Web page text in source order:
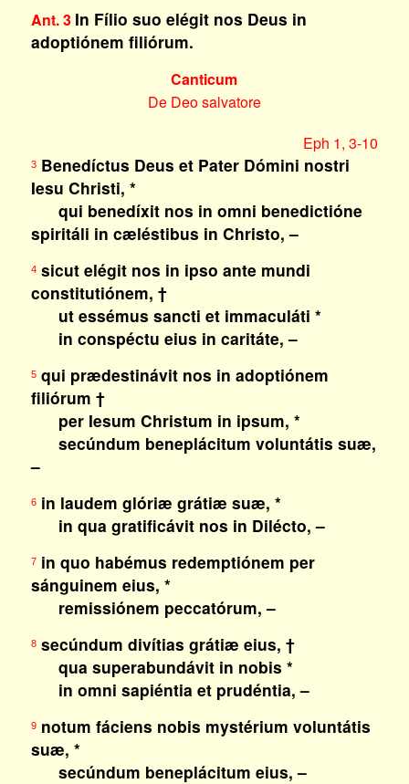
Ant. 3 In Fílio suo elégit nos Deus in
adoptiónem filiórum.
Canticum
De Deo salvatore
Eph 1, 3-10
3Benedíctus Deus et Pater Dómini nostri
Iesu Christi, *
qui benedíxit nos in omni benedictióne
spiritáli in cæléstibus in Christo, –
4sicut elégit nos in ipso ante mundi
constitutiónem, †
ut essémus sancti et immaculáti *
in conspéctu eius in caritáte, –
5qui prædestinávit nos in adoptiónem
filiórum †
per Iesum Christum in ipsum, *
secúndum beneplácitum voluntátis suæ,
–
6in laudem glóriæ grátiæ suæ, *
in qua gratificávit nos in Dilécto, –
7in quo habémus redemptiónem per
sánguinem eius, *
remissiónem peccatórum, –
8secúndum divítias grátiæ eius, †
qua superabundávit in nobis *
in omni sapiéntia et prudéntia, –
9notum fáciens nobis mystérium voluntátis
suæ, *
secúndum beneplácitum eius, –